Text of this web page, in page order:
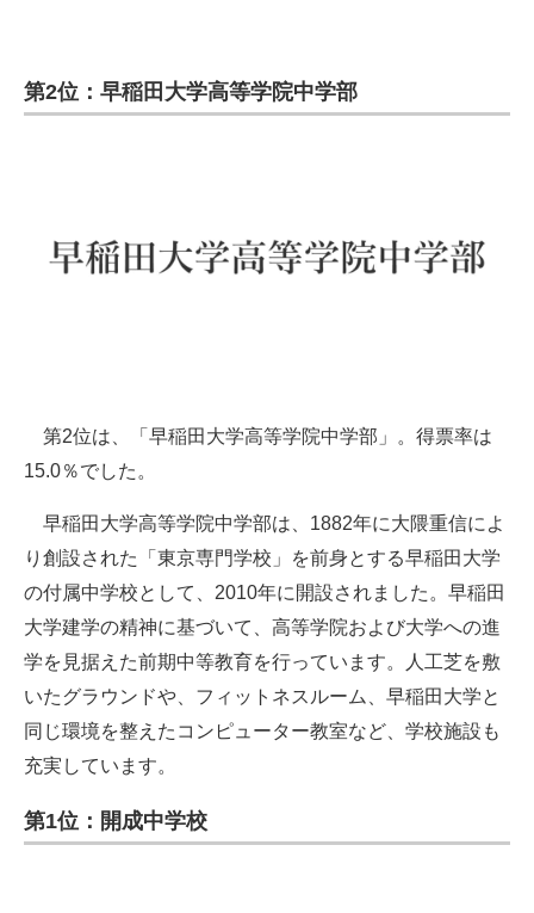
第2位：早稲田大学高等学院中学部
第2位は、「早稲田大学高等学院中学部」。得票率は
15.0％でした。
早稲田大学高等学院中学部は、1882年に大隈重信によ
り創設された「東京専門学校」を前身とする早稲田大学
の付属中学校として、2010年に開設されました。早稲田
大学建学の精神に基づいて、高等学院および大学への進
学を見据えた前期中等教育を行っています。人工芝を敷
いたグラウンドや、フィットネスルーム、早稲田大学と
同じ環境を整えたコンピューター教室など、学校施設も
充実しています。
第1位：開成中学校